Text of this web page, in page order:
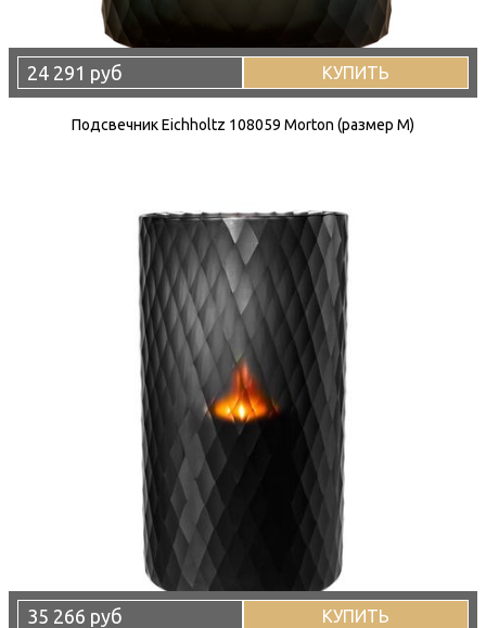
24 291 руб КУПИТЬ
Подсвечник Eichholtz 108059 Morton (размер M)
35 266 руб КУПИТЬ